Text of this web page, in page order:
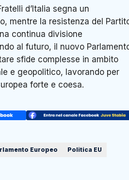
d’Italia segna un
mentre la resistenza del
continua divisione
al futuro, il nuovo
sfide complesse in ambito
e geopolitico, lavorando per
forte e coesa.
Europeo Politica EU